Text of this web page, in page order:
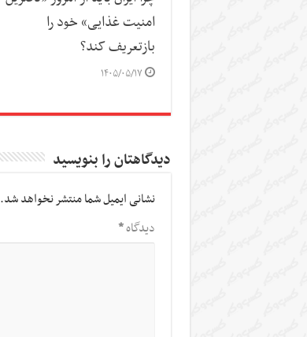
امنیت غذایی» خود را
بازتعریف کند؟
۱۴۰۵/۰۵/۱۷
دیدگاهتان را بنویسید
نشانی ایمیل شما منتشر نخواهد شد.
دیدگاه*